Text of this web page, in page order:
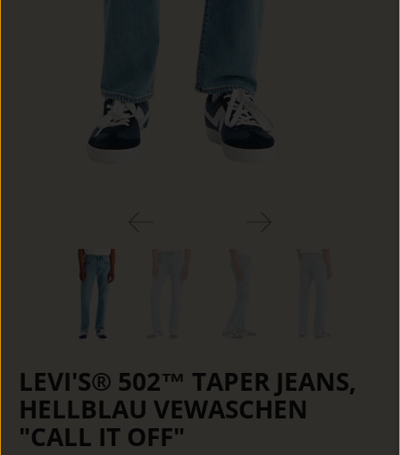
LEVI'S® 502™ TAPER JEANS,
HELLBLAU VEWASCHEN
"CALL IT OFF"